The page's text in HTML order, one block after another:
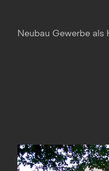
Neubau Gewerbe als